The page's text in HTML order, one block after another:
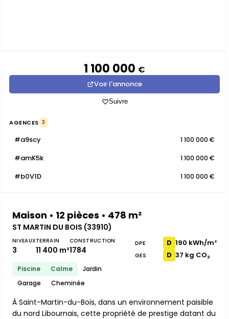
1 100 000 €
Voir l'annonce
Suivre
AGENCES 3
#a9scy 1 100 000 €
#amK5k 1 100 000 €
#b0V1D 1 100 000 €
Maison • 12 pièces • 478 m²
ST MARTIN DU BOIS (33910)
NIVEAUX
3
TERRAIN
11 400 m²
CONSTRUCTION
1784
Piscine Calme
Jardin
Garage
Cheminée
DPE D 190 kWh/m²
GES D 37 kg CO₂
À Saint-Martin-du-Bois, dans un environnement paisible
du nord Libournais, cette propriété de prestige datant du